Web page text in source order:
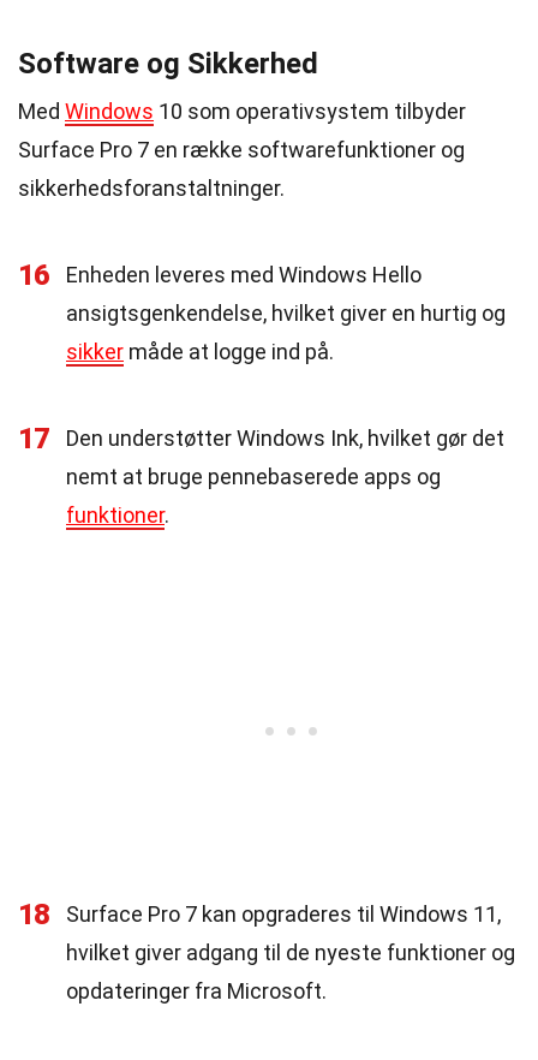
Software og Sikkerhed
Med Windows 10 som operativsystem tilbyder
Surface Pro 7 en række softwarefunktioner og
sikkerhedsforanstaltninger.
16
Enheden leveres med Windows Hello
ansigtsgenkendelse, hvilket giver en hurtig og
sikker måde at logge ind på.
17
Den understøtter Windows Ink, hvilket gør det
nemt at bruge pennebaserede apps og
funktioner.
18
Surface Pro 7 kan opgraderes til Windows 11,
hvilket giver adgang til de nyeste funktioner og
opdateringer fra Microsoft.